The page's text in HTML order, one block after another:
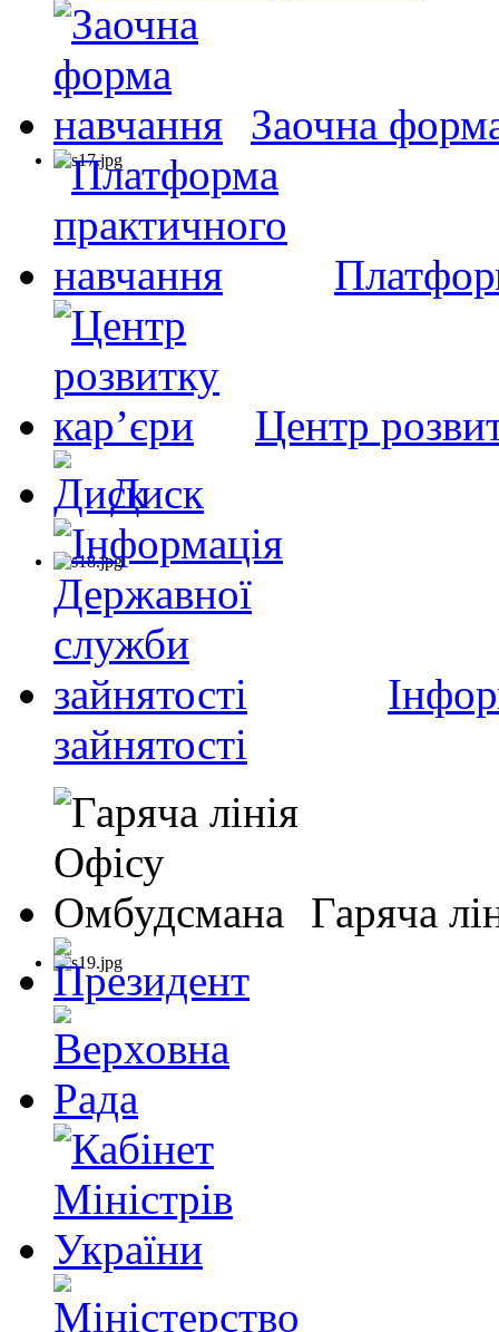
Заочна
Центр
Диск
зайнятості
Гаряча